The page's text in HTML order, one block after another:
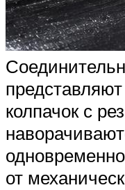
колпачок с
от